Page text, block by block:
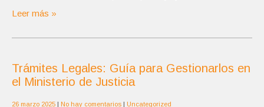
Leer más »
Trámites Legales: Guía para Gestionarlos en
el Ministerio de Justicia
26 marzo 2025 No hay comentarios Uncategorized